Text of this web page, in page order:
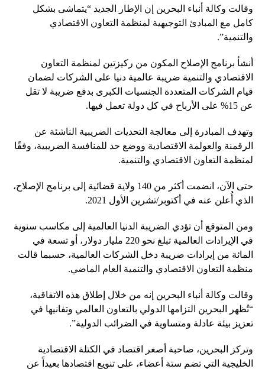
وقالت وكالة أنباء البحرين إن الإطار الجديد “يتماشى بشكل
كامل مع المبادئ التوجيهية لمنظمة التعاون الاقتصادي
والتنمية”.
أنشأ برنامج الإصلاح المكون من ركيزتين لمنظمة التعاون
الاقتصادي والتنمية ضريبة عالمية دنيا على الشركات لضمان
قيام الشركات المتعددة الجنسيات الكبرى بدفع ضريبة لا تقل
عن 15% على الأرباح في كل دولة تعمل فيها.
وتهدف المبادرة إلى معالجة التحديات الضريبية الناشئة عن
الرقمنة والعولمة الاقتصادية ووضع حد للمنافسة الضريبية، وفقًا
لمنظمة التعاون الاقتصادي والتنمية.
حتى الآن، انضمت أكثر من 140 ولاية قضائية إلى برنامج الإصلاح،
الذي أُعلن عنه في أكتوبر/تشرين الأول 2021.
ومن المتوقع أن تؤدي الضريبة الدنيا العالمية إلى مكاسب سنوية
في الإيرادات العالمية تبلغ نحو 220 مليار دولار، أو تسعة في
المائة من إيرادات ضريبة دخل الشركات العالمية، حسبما قالت
منظمة التعاون الاقتصادي والتنمية العام الماضي.
وقالت وكالة أنباء البحرين إنه من خلال إطلاق هذه الاتفاقية،
“تُظهر البحرين التزامها الدولي بالتعاون العالمي وتفانيها في
تعزيز بيئة عادلة ومتساوية في الضرائب الدولية”.
وتركز البحرين، صاحبة أصغر اقتصاد في الكتلة الاقتصادية
الخليجية التي تضم ستة أعضاء، على تنويع اقتصادها بعيداً عن